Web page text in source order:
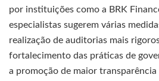
por instituições como a BRK
especialistas sugerem várias
realização de auditorias mais
fortalecimento das práticas de
a promoção de maior transparência